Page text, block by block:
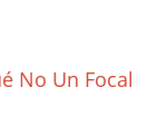
No Un Focal